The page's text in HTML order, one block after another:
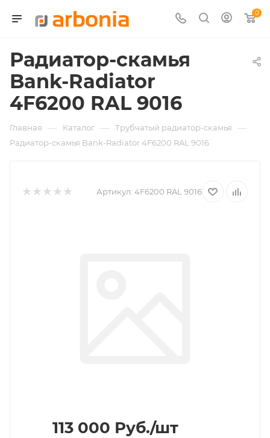
0
Радиатор-скамья
Bank-Radiator
4F6200 RAL 9016
Главная — Каталог — Трубчатый радиатор-скамья —
Радиатор-скамья Bank-Radiator 4F6200 RAL 9016
Артикул: 4F6200 RAL 9016
113 000 Руб./шт